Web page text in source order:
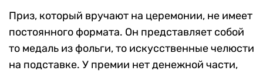
Приз, который вручают на церемонии, не имеет
постоянного формата. Он представляет собой
то медаль из фольги, то искусственные челюсти
на подставке. У премии нет денежной части,